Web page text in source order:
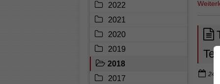
2022
2021
2020
2019
2018
2017